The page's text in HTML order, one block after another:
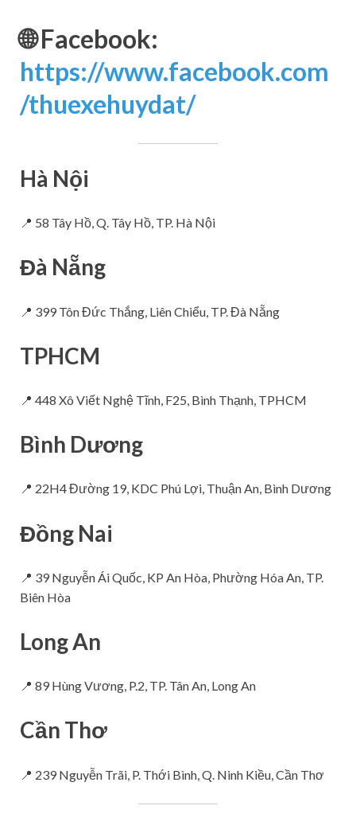
🌐 Facebook:
https://www.facebook.com
/thuexehuydat/
Hà Nội
📍 58 Tây Hồ, Q. Tây Hồ, TP. Hà Nội
Đà Nẵng
📍 399 Tôn Đức Thắng, Liên Chiểu, TP. Đà Nẵng
TPHCM
📍 448 Xô Viết Nghệ Tĩnh, F25, Bình Thạnh, TPHCM
Bình Dương
📍 22H4 Đường 19, KDC Phú Lợi, Thuận An, Bình Dương
Đồng Nai
📍 39 Nguyễn Ái Quốc, KP An Hòa, Phường Hóa An, TP.
Biên Hòa
Long An
📍 89 Hùng Vương, P.2, TP. Tân An, Long An
Cần Thơ
📍 239 Nguyễn Trãi, P. Thới Bình, Q. Ninh Kiều, Cần Thơ